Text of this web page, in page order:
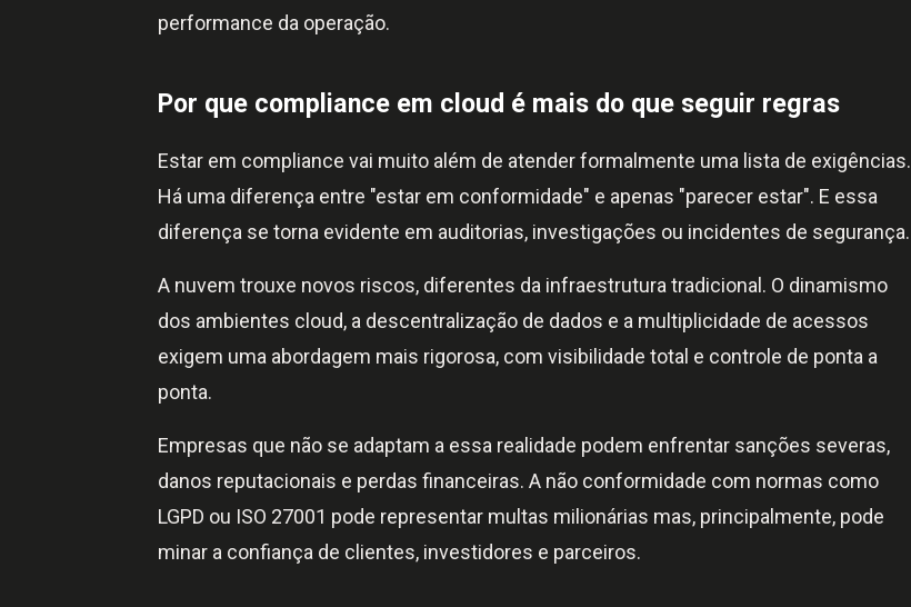
performance da operação.
Por que compliance em cloud é mais do que seguir regras
Estar em compliance vai muito além de atender formalmente uma lista de exigências.
Há uma diferença entre "estar em conformidade" e apenas "parecer estar". E essa
diferença se torna evidente em auditorias, investigações ou incidentes de segurança.
A nuvem trouxe novos riscos, diferentes da infraestrutura tradicional. O dinamismo
dos ambientes cloud, a descentralização de dados e a multiplicidade de acessos
exigem uma abordagem mais rigorosa, com visibilidade total e controle de ponta a
ponta.
Empresas que não se adaptam a essa realidade podem enfrentar sanções severas,
danos reputacionais e perdas financeiras. A não conformidade com normas como
LGPD ou ISO 27001 pode representar multas milionárias mas, principalmente, pode
minar a confiança de clientes, investidores e parceiros.